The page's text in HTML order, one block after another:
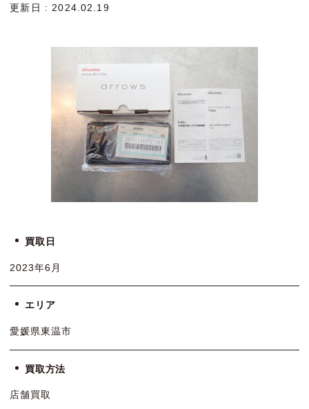
更新日 : 2024.02.19
買取日
2023年6月
エリア
愛媛県東温市
買取方法
店舗買取